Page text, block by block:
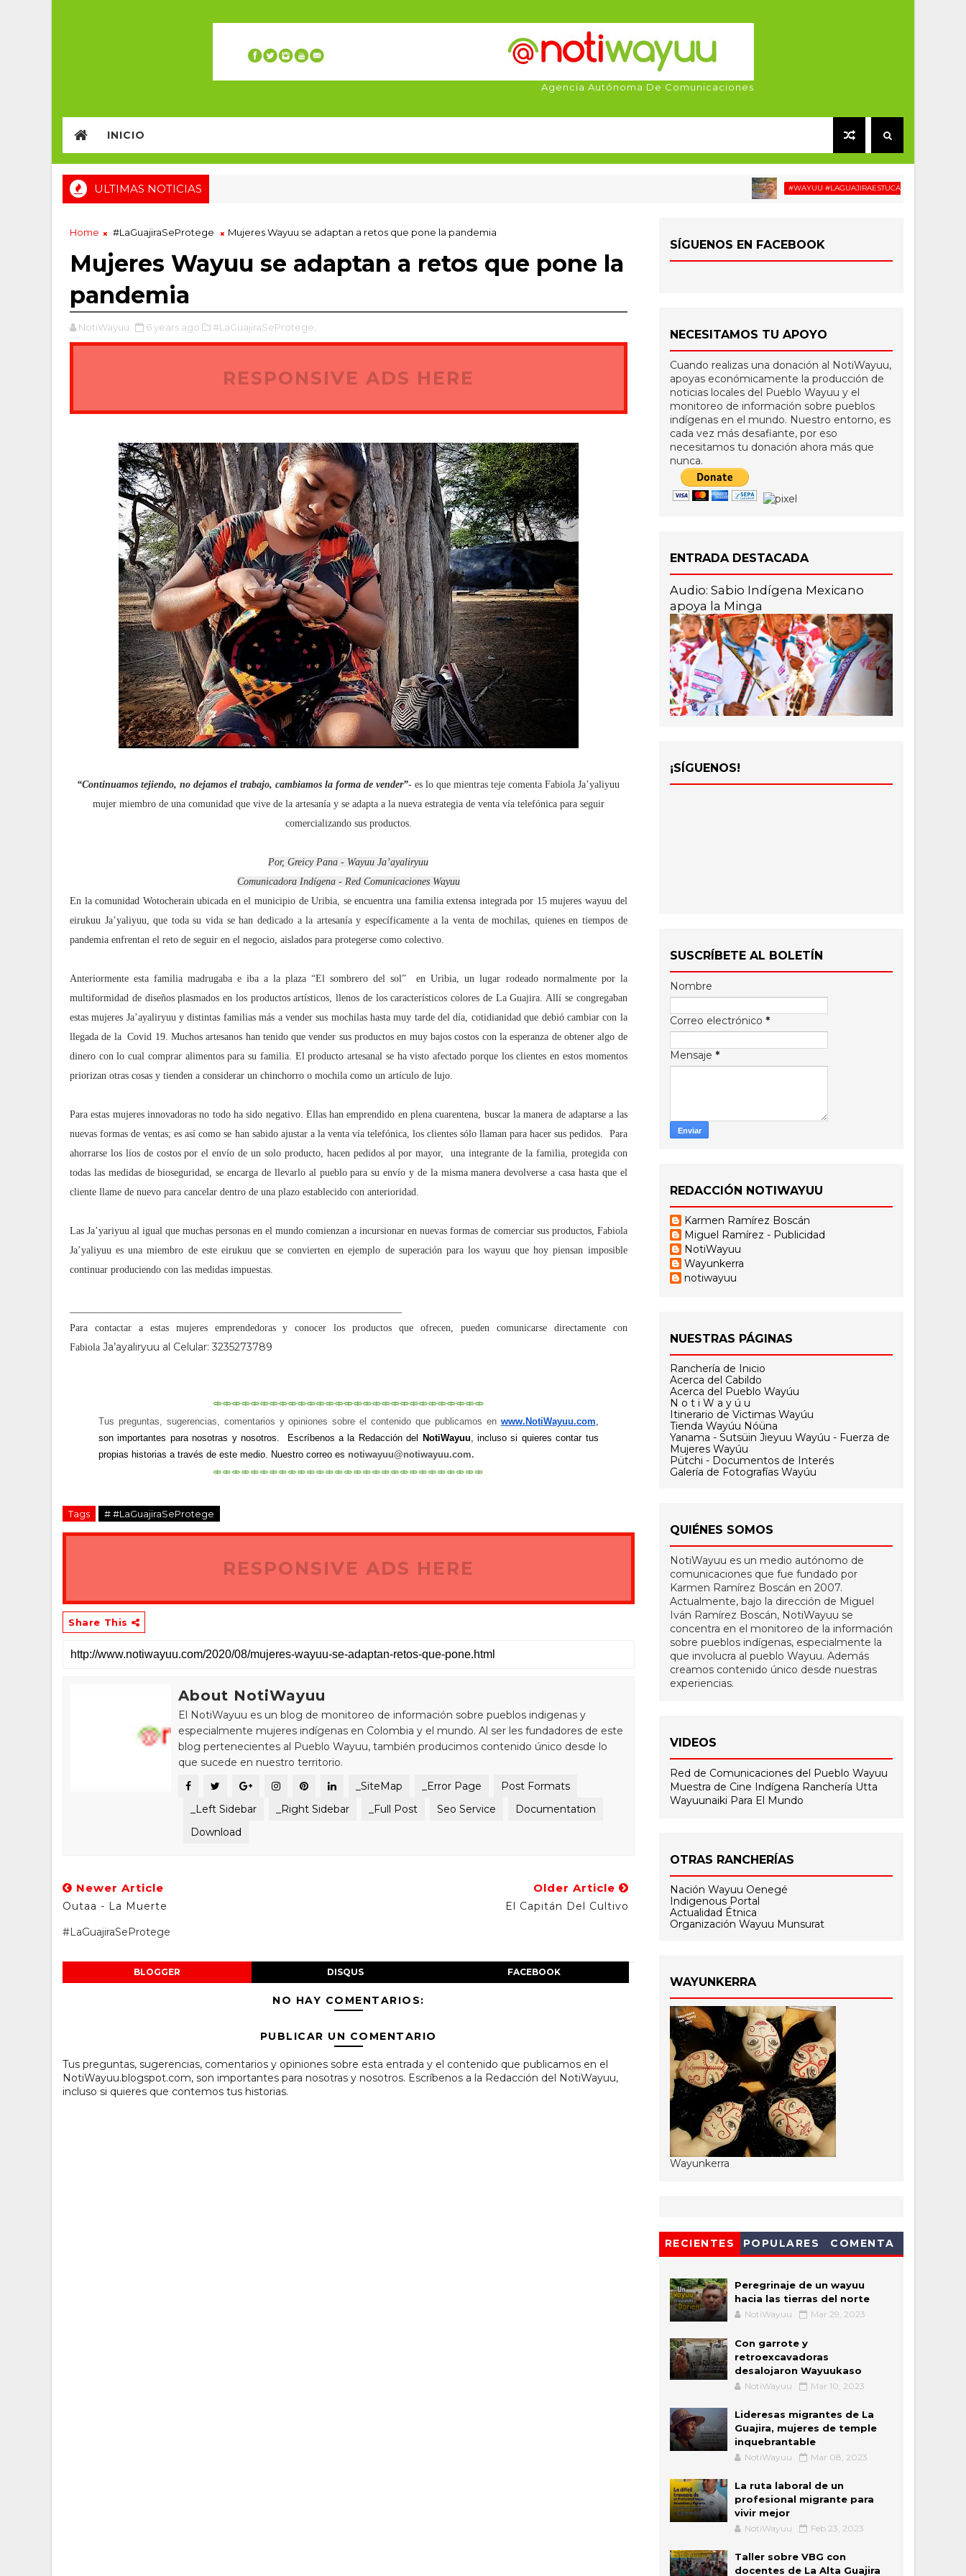
Agencia Autónoma De Comunicaciones
INICIO
ULTIMAS NOTICIAS #WAYUU #LAGUAJIRAESTUCASA #MIGRACIÓN
Home #LaGuajiraSeProtege Mujeres Wayuu se adaptan a retos que pone la pandemia
Mujeres Wayuu se adaptan a retos que pone la
pandemia
NotiWayuu 6 years ago #LaGuajiraSeProtege,
RESPONSIVE ADS HERE
“Continuamos tejiendo, no dejamos el trabajo, cambiamos la forma de vender”-es lo que mientras teje comenta Fabiola Ja’yaliyuu
mujer miembro de una comunidad que vive de la artesanía y se adapta a la nueva estrategia de venta vía telefónica para seguir
comercializando sus productos.
Por, Greicy Pana - Wayuu Ja’ayaliryuu
Comunicadora Indígena - Red Comunicaciones Wayuu
En la comunidad Wotocherain ubicada en el municipio de Uribia, se encuentra una familia extensa integrada por 15 mujeres wayuu del
eirukuu Ja’yaliyuu, que toda su vida se han dedicado a la artesanía y específicamente a la venta de mochilas, quienes en tiempos de
pandemia enfrentan el reto de seguir en el negocio, aislados para protegerse como colectivo.
Anteriormente esta familia madrugaba e iba a la plaza “El sombrero del sol”
en Uribia, un lugar rodeado normalmente por la
multiformidad de diseños plasmados en los productos artísticos, llenos de los característicos colores de La Guajira. Allí se congregaban
estas mujeres Ja’ayaliryuu y distintas familias más a vender sus mochilas hasta muy tarde del día, cotidianidad que debió cambiar con la
llegada de la Covid 19. Muchos artesanos han tenido que vender sus productos en muy bajos costos con la esperanza de obtener algo de
dinero con lo cual comprar alimentos para su familia. El producto artesanal se ha visto afectado porque los clientes en estos momentos
priorizan otras cosas y tienden a considerar un chinchorro o mochila como un artículo de lujo.
Para estas mujeres innovadoras no todo ha sido negativo. Ellas han emprendido en plena cuarentena, buscar la manera de adaptarse a las
nuevas formas de ventas; es así como se han sabido ajustar a la venta vía telefónica, los clientes sólo llaman para hacer sus pedidos.
Para
ahorrarse los líos de costos por el envío de un solo producto, hacen pedidos al por mayor,
una integrante de la familia, protegida con
todas las medidas de bioseguridad, se encarga de llevarlo al pueblo para su envío y de la misma manera devolverse a casa hasta que el
cliente llame de nuevo para cancelar dentro de una plazo establecido con anterioridad.
Las Ja’yariyuu al igual que muchas personas en el mundo comienzan a incursionar en nuevas formas de comerciar sus productos, Fabiola
Ja’yaliyuu es una miembro de este eirukuu que se convierten en ejemplo de superación para los wayuu que hoy piensan imposible
continuar produciendo con las medidas impuestas.
Para contactar a estas mujeres emprendedoras y conocer los productos que ofrecen, pueden comunicarse directamente con
Fabiola Ja’ayaliryuu al Celular: 3235273789
⤄⤄⤄⤄⤄⤄⤄⤄⤄⤄⤄⤄⤄⤄⤄⤄⤄⤄⤄⤄⤄⤄⤄⤄⤄⤄⤄⤄⤄
Tus preguntas, sugerencias, comentarios y opiniones sobre el contenido que publicamos en www.NotiWayuu.com,
son importantes para nosotras y nosotros.  Escríbenos a la Redacción del
NotiWayuu, incluso si quieres contar tus
propias historias a través de este medio. Nuestro correo es notiwayuu@notiwayuu.com.
⤄⤄⤄⤄⤄⤄⤄⤄⤄⤄⤄⤄⤄⤄⤄⤄⤄⤄⤄⤄⤄⤄⤄⤄⤄⤄⤄⤄⤄
Tags # #LaGuajiraSeProtege
RESPONSIVE ADS HERE
Share This
About NotiWayuu
El NotiWayuu es un blog de monitoreo de información sobre pueblos indigenas y
especialmente mujeres indígenas en Colombia y el mundo. Al ser les fundadores de este
blog pertenecientes al Pueblo Wayuu, también producimos contenido único desde lo
que sucede en nuestro territorio.
_SiteMap
_Error Page
Post Formats
_Left Sidebar
_Right Sidebar _Full Post Seo Service
Documentation
Download
Newer Article
Outaa - La Muerte
Older Article
El Capitán Del Cultivo
#LaGuajiraSeProtege
BLOGGER DISQUS FACEBOOK
NO HAY COMENTARIOS:
PUBLICAR UN COMENTARIO
Tus preguntas, sugerencias, comentarios y opiniones sobre esta entrada y el contenido que publicamos en el
NotiWayuu.blogspot.com, son importantes para nosotras y nosotros. Escríbenos a la Redacción del NotiWayuu,
incluso si quieres que contemos tus historias.
SÍGUENOS EN FACEBOOK
NECESITAMOS TU APOYO
Cuando realizas una donación al NotiWayuu,
apoyas económicamente la producción de
noticias locales del Pueblo Wayuu y el
monitoreo de información sobre pueblos
indígenas en el mundo. Nuestro entorno, es
cada vez más desafiante, por eso
necesitamos tu donación ahora más que
nunca.
ENTRADA DESTACADA
Audio: Sabio Indígena Mexicano
apoya la Minga
¡SÍGUENOS!
SUSCRÍBETE AL BOLETÍN
Nombre
Correo electrónico *
Mensaje *
REDACCIÓN NOTIWAYUU
Karmen Ramírez Boscán
Miguel Ramírez - Publicidad
NotiWayuu
Wayunkerra
notiwayuu
NUESTRAS PÁGINAS
Ranchería de Inicio
Acerca del Cabildo
Acerca del Pueblo Wayúu
N o t i W a y ú u
Itinerario de Victimas Wayúu
Tienda Wayúu Nóüna
Yanama - Sutsüin Jieyuu Wayúu - Fuerza de
Mujeres Wayúu
Pütchi - Documentos de Interés
Galería de Fotografías Wayúu
QUIÉNES SOMOS
NotiWayuu es un medio autónomo de
comunicaciones que fue fundado por
Karmen Ramírez Boscán en 2007.
Actualmente, bajo la dirección de Miguel
Iván Ramírez Boscán, NotiWayuu se
concentra en el monitoreo de la información
sobre pueblos indígenas, especialmente la
que involucra al pueblo Wayuu. Además
creamos contenido único desde nuestras
experiencias.
VIDEOS
Red de Comunicaciones del Pueblo Wayuu
Muestra de Cine Indígena Ranchería Utta
Wayuunaiki Para El Mundo
OTRAS RANCHERÍAS
Nación Wayuu Oenegé
Indigenous Portal
Actualidad Étnica
Organización Wayuu Munsurat
WAYUNKERRA
Wayunkerra
RECIENTES POPULARES COMENTA
Peregrinaje de un wayuu
hacia las tierras del norte
NotiWayuu Mar 29, 2023
Con garrote y
retroexcavadoras
desalojaron Wayuukaso
NotiWayuu Mar 10, 2023
Lideresas migrantes de La
Guajira, mujeres de temple
inquebrantable
NotiWayuu Mar 08, 2023
La ruta laboral de un
profesional migrante para
vivir mejor
NotiWayuu Feb 23, 2023
Taller sobre VBG con
docentes de La Alta Guajira